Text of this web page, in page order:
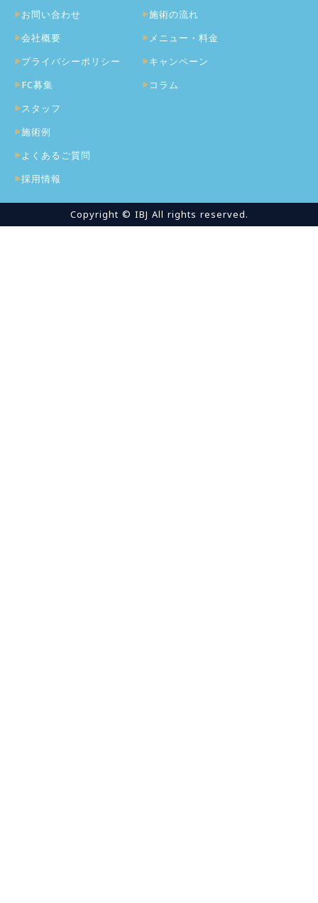
お問い合わせ
会社概要
プライバシーポリシー
FC募集
施術の流れ
メニュー・料金
キャンペーン
コラム
スタッフ
施術例
よくあるご質問
採用情報
Copyright © IBJ All rights reserved.